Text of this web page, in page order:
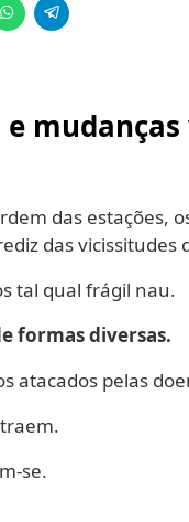
das estações,
das vicissitudes
tal qual frágil nau.
formas diversas.
atacados pelas
se.